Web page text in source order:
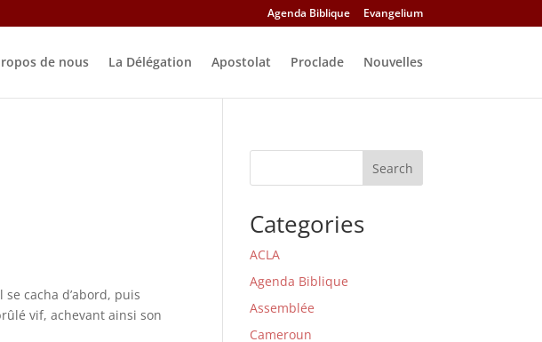
Agenda Biblique Evangelium
de nous La Délégation Apostolat Proclade Nouvelles
cacha d’abord, puis
vif, achevant ainsi son
Search
Categories
ACLA
Agenda Biblique
Assemblée
Cameroun